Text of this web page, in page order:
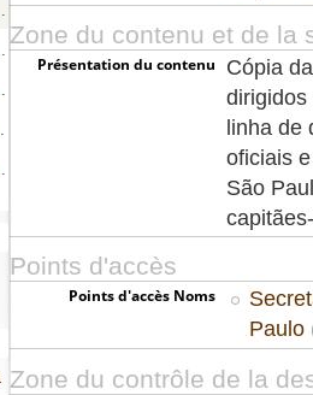
Zone du contenu et de la
Présentation du contenu
Cópia
linha de
oficiais
São
Points d'accès
Points d'accès Noms
Paulo
Zone du contrôle de la